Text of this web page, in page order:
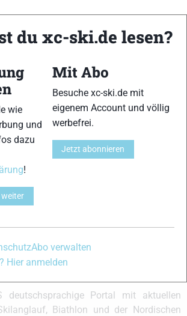
Atomic Race Classic
Zurück Weiter
deutschsprachige Portal mit aktuellen
Biathlon und der Nordischen
du xc-ski.de lesen?
wie
und
dazu
!
Mit Abo
Besuche xc-ski.de mit
eigenem Account und völlig
werbefrei.
Jetzt abonnieren
Abo verwalten
Hier anmelden